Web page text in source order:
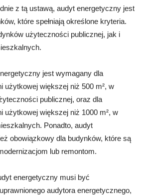
z tą ustawą, audyt energetyczny jest
które spełniają określone kryteria.
użyteczności publicznej, jak i
jest wymagany dla
użytkowej większej niż 500 m², w
publicznej, oraz dla
użytkowej większej niż 1000 m², w
Ponadto, audyt
obowiązkowy dla budynków, które są
lub remontom.
energetyczny musi być
audytora energetycznego,